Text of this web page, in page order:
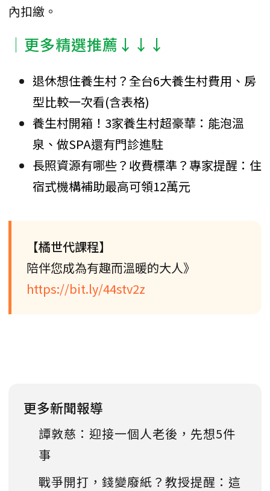
內扣繳。
│更多精選推薦↓↓↓
退休想住養生村？全台6大養生村費用、房
型比較一次看(含表格)
養生村開箱！3家養生村超豪華：能泡溫
泉、做SPA還有門診進駐
長照資源有哪些？收費標準？專家提醒：住
宿式機構補助最高可領12萬元
【橘世代課程】
陪伴您成為有趣而溫暖的大人》
https://bit.ly/44stv2z
更多新聞報導
譚敦慈：迎接一個人老後，先想5件
事
戰爭開打，錢變廢紙？教授提醒：這